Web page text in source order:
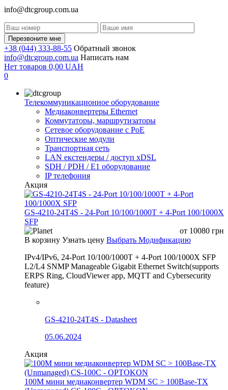
info@dtcgroup.com.ua
Перезвоните мне
+38 (044) 333-88-55 Обратный звонок
info@dtcgroup.com.ua Написать нам
Нет товаров 0,00 UAH
0
Телекоммуникационное оборудование
Медиаконвертеры Ethernet
Коммутаторы, маршрутизаторы
Сетевое оборудование с PoE
Оптические модули
Транспортная сеть
LAN екстендеры / доступ xDSL
SDH / PDH / E1 оборудование
IP телефония
Акция
GS-4210-24T4S - 24-Port 10/100/1000T + 4-Port 100/1000X
SFP
от 10080 грн
В корзину Узнать цену Выбрать Модификацию
IPv4/IPv6, 24-Port 10/100/1000T + 4-Port 100/1000X SFP
L2/L4 SNMP Manageable Gigabit Ethernet Switch(supports
ERPS Ring, CloudViewer app, MQTT and Cybersecurity
feature)
GS-4210-24T4S - Datasheet
05.06.2024
Акция
100М мини медиаконвертер WDM SC > 100Base-TX